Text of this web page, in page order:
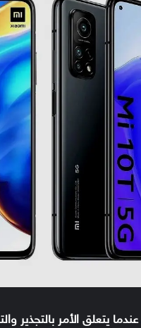
عندما يتعلق الأمر